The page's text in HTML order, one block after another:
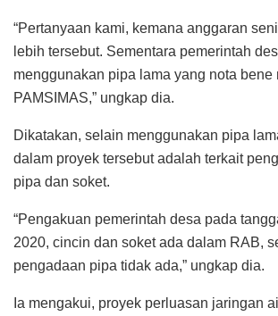
“Pertanyaan kami, kemana anggaran
lebih tersebut. Sementara pemerintah
menggunakan pipa lama yang nota bene
PAMSIMAS,” ungkap dia.
Dikatakan, selain menggunakan pipa
dalam proyek tersebut adalah terkait
pipa dan soket.
“Pengakuan pemerintah desa pada
2020, cincin dan soket ada dalam RAB,
pengadaan pipa tidak ada,” ungkap dia.
Ia mengakui, proyek perluasan jaringan